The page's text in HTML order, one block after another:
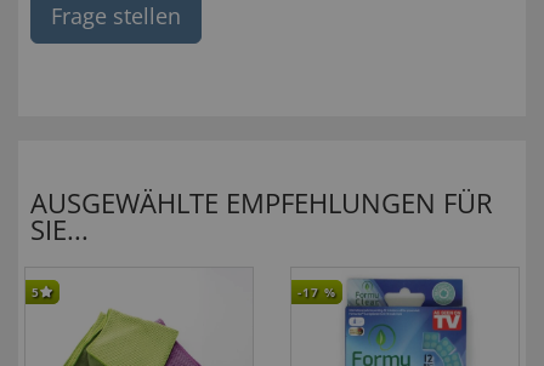
Frage stellen
AUSGEWÄHLTE EMPFEHLUNGEN FÜR
SIE...
5 -17 %